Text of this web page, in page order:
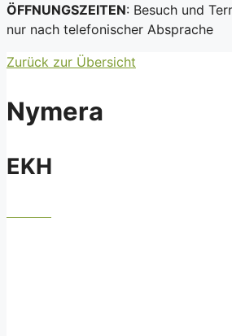
ÖFFNUNGSZEITEN: Besuch und
nur nach telefonischer Absprache
Zurück zur Übersicht
Nymera
EKH